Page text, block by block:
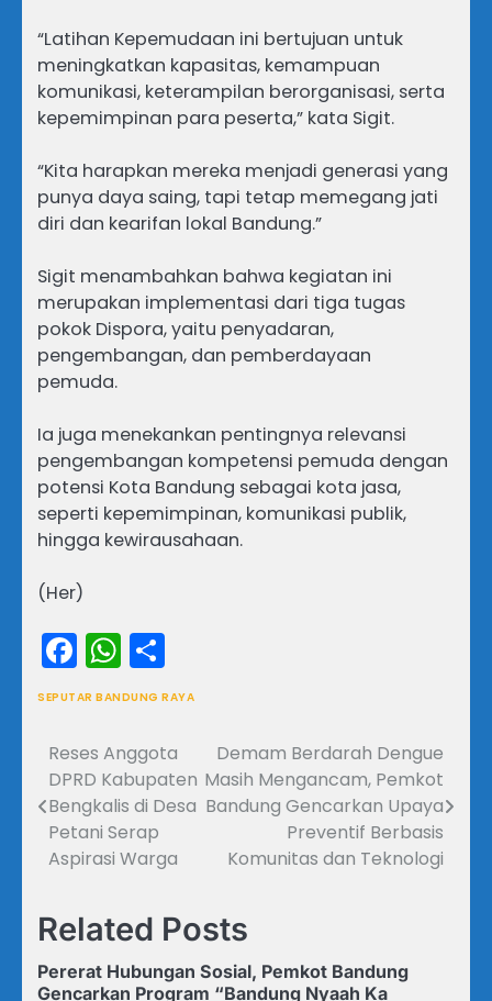
“Latihan Kepemudaan ini bertujuan untuk
meningkatkan kapasitas, kemampuan
komunikasi, keterampilan berorganisasi, serta
kepemimpinan para peserta,” kata Sigit.
“Kita harapkan mereka menjadi generasi yang
punya daya saing, tapi tetap memegang jati
diri dan kearifan lokal Bandung.”
Sigit menambahkan bahwa kegiatan ini
merupakan implementasi dari tiga tugas
pokok Dispora, yaitu penyadaran,
pengembangan, dan pemberdayaan
pemuda.
Ia juga menekankan pentingnya relevansi
pengembangan kompetensi pemuda dengan
potensi Kota Bandung sebagai kota jasa,
seperti kepemimpinan, komunikasi publik,
hingga kewirausahaan.
(Her)
Facebook
WhatsApp
SEPUTAR BANDUNG RAYA
Navigasi
pos
Reses Anggota
DPRD Kabupaten
Bengkalis di Desa
Petani Serap
Aspirasi Warga
Demam Berdarah Dengue
Masih Mengancam, Pemkot
Bandung Gencarkan Upaya
Preventif Berbasis
Komunitas dan Teknologi
Related Posts
Pererat Hubungan Sosial, Pemkot Bandung
Gencarkan Program “Bandung Nyaah Ka